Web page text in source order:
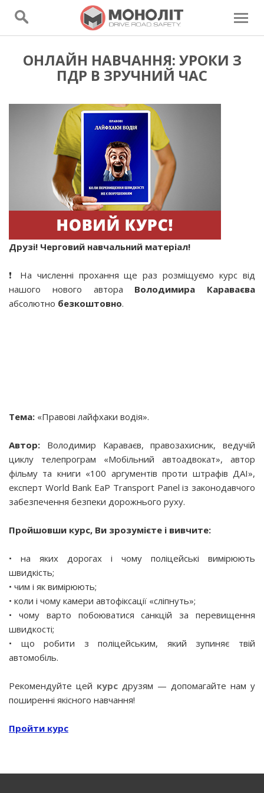
ОНЛАЙН НАВЧАННЯ: УРОКИ З
ПДР В ЗРУЧНИЙ ЧАС
Друзі! Черговий навчальний матеріал!
❗️ На численні прохання ще раз розміщуємо курс від
нашого нового автора Володимира Караваєва
абсолютно безкоштовно.
Тема: «Правові лайфхаки водія».
Автор: Володимир Караваєв, правозахисник, ведучій
циклу телепрограм «Мобільний автоадвокат», автор
фільму та книги «100 аргументів проти штрафів ДАІ»,
експерт World Bank EaP Transport Panel із законодавчого
забезпечення безпеки дорожнього руху.
Пройшовши курс, Ви зрозумієте і вивчите:
• на яких дорогах і чому поліцейські вимірюють
швидкість;
• чим і як вимірюють;
• коли і чому камери автофіксації «сліпнуть»;
• чому варто побоюватися санкцій за перевищення
швидкості;
• що робити з поліцейським, який зупиняє твій
автомобіль.
Рекомендуйте цей курс друзям — допомагайте нам у
поширенні якісного навчання!
Пройти курс